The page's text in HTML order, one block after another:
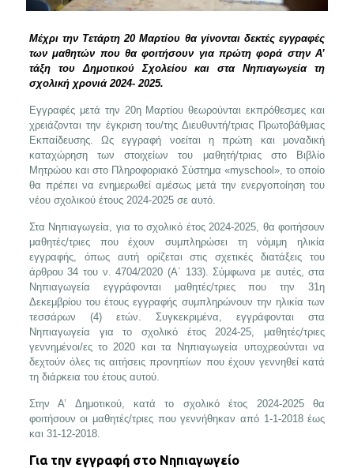
Μέχρι την Τετάρτη 20 Μαρτίου θα γίνονται δεκτές εγγραφές
των μαθητών που θα φοιτήσουν για πρώτη φορά στην Α’
τάξη του Δημοτικού Σχολείου και στα Νηπιαγωγεία τη
σχολική χρονιά 2024- 2025.
Εγγραφές μετά την 20η Μαρτίου θεωρούνται εκπρόθεσμες και
χρειάζονται την έγκριση του/της Διευθυντή/τριας Πρωτοβάθμιας
Εκπαίδευσης. Ως εγγραφή νοείται η πρώτη και μοναδική
καταχώρηση των στοιχείων του μαθητή/τριας στο Βιβλίο
Μητρώου και στο Πληροφοριακό Σύστημα «myschool», το οποίο
θα πρέπει να ενημερωθεί αμέσως μετά την ενεργοποίηση του
νέου σχολικού έτους 2024-2025 σε αυτό.
Στα Νηπιαγωγεία, για το σχολικό έτος 2024-2025, θα φοιτήσουν
μαθητές/τριες που έχουν συμπληρώσει τη νόμιμη ηλικία
εγγραφής, όπως αυτή ορίζεται στις σχετικές διατάξεις του
άρθρου 34 του ν. 4704/2020 (Α΄ 133). Σύμφωνα με αυτές, στα
Νηπιαγωγεία εγγράφονται μαθητές/τριες που την 31η
Δεκεμβρίου του έτους εγγραφής συμπληρώνουν την ηλικία των
τεσσάρων (4) ετών. Συγκεκριμένα, εγγράφονται στα
Νηπιαγωγεία για το σχολικό έτος 2024-25, μαθητές/τριες
γεννημένοι/ες το 2020 και τα Νηπιαγωγεία υποχρεούνται να
δεχτούν όλες τις αιτήσεις προνηπίων που έχουν γεννηθεί κατά
τη διάρκεια του έτους αυτού.
Στην Α’ Δημοτικού, κατά το σχολικό έτος 2024-2025 θα
φοιτήσουν οι μαθητές/τριες που γεννήθηκαν από 1-1-2018 έως
και 31-12-2018.
Για την εγγραφή στο Νηπιαγωγείο